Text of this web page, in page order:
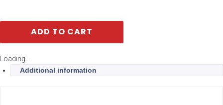
ADD TO CART
Loading...
Additional information